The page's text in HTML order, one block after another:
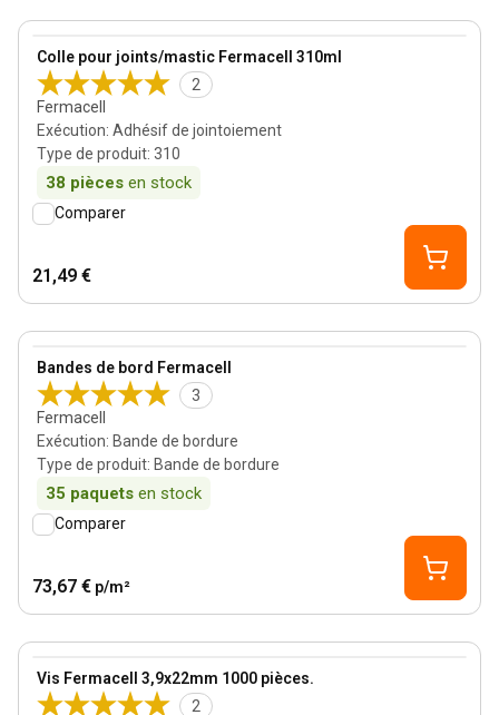
Colle pour joints/mastic Fermacell 310ml
2
Fermacell
Exécution: Adhésif de jointoiement
Type de produit: 310
38 pièces en stock
View product
Comparer
21,49 €
Bandes de bord Fermacell
3
Fermacell
Exécution: Bande de bordure
Type de produit: Bande de bordure
35 paquets en stock
View product
Comparer
73,67 € p/m²
Vis Fermacell 3,9x22mm 1000 pièces.
2
View product